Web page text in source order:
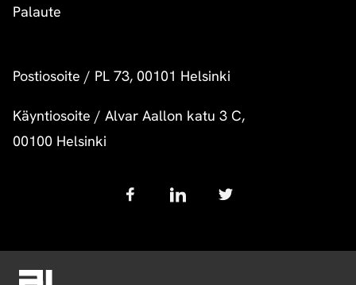
Palaute
Postiosoite / PL 73, 00101 Helsinki
Käyntiosoite / Alvar Aallon katu 3 C,
00100 Helsinki